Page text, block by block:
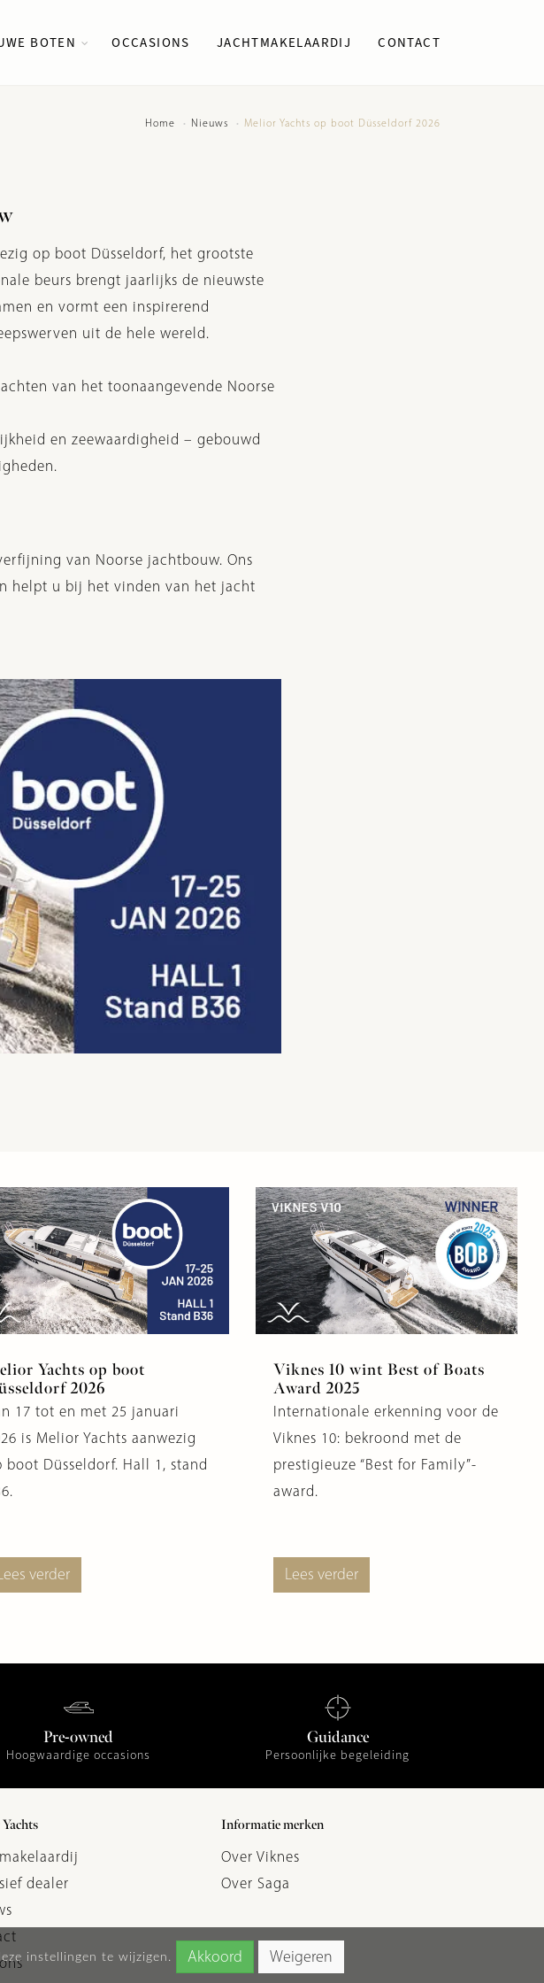
instellingen te wijzigen.
BOTEN OCCASIONS JACHTMAKELAARDIJ CONTACT
Home Nieuws Melior Yachts op boot Düsseldorf 2026
op boot Düsseldorf, het grootste
beurs brengt jaarlijks de nieuwste
en vormt een inspirerend
uit de hele wereld.
van het toonaangevende Noorse
en zeewaardigheid – gebouwd
van Noorse jachtbouw. Ons
helpt u bij het vinden van het jacht
Yachts op boot
2026
17 tot en met 25 januari
is Melior Yachts aanwezig
boot Düsseldorf. Hall 1, stand
verder
Viknes 10 wint Best of Boats
Award 2025
Internationale erkenning voor de
Viknes 10: bekroond met de
prestigieuze “Best for Family”-
award.
Lees verder
Pre-owned
Hoogwaardige occasions
Guidance
Persoonlijke begeleiding
dealer
Informatie merken
Over Viknes
Over Saga